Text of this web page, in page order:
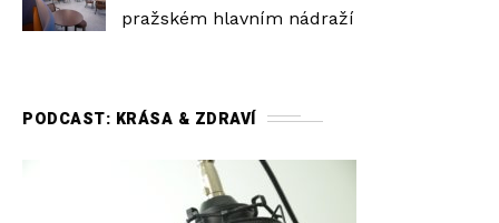
pražském hlavním nádraží
PODCAST: KRÁSA & ZDRAVÍ